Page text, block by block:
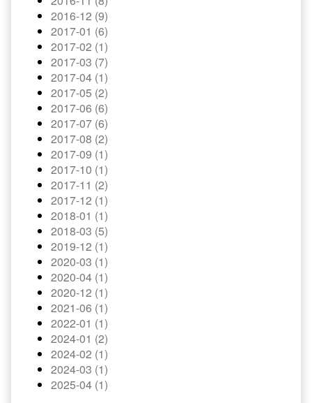
2016-12 (9)
2017-01 (6)
2017-02 (1)
2017-03 (7)
2017-04 (1)
2017-05 (2)
2017-06 (6)
2017-07 (6)
2017-08 (2)
2017-09 (1)
2017-10 (1)
2017-11 (2)
2017-12 (1)
2018-01 (1)
2018-03 (5)
2019-12 (1)
2020-03 (1)
2020-04 (1)
2020-12 (1)
2021-06 (1)
2022-01 (1)
2024-01 (2)
2024-02 (1)
2024-03 (1)
2025-04 (1)